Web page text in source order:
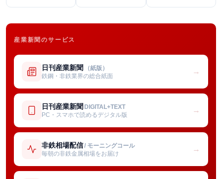
産業新聞のサービス
日刊産業新聞 （紙版）
鉄鋼・非鉄業界の総合紙面
→
日刊産業新聞 DIGITAL+TEXT
PC・スマホで読めるデジタル版
→
非鉄相場配信/ モーニングコール
毎朝の非鉄金属相場をお届け
→